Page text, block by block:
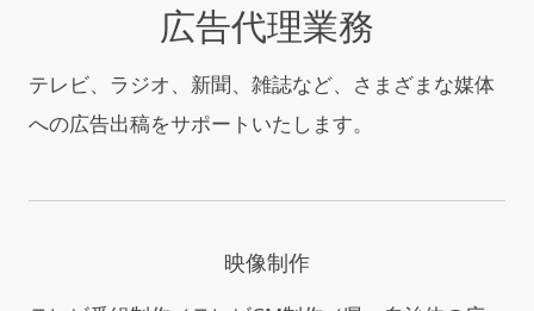
広告代理業務
テレビ、ラジオ、新聞、雑誌など、さまざまな媒体
への広告出稿をサポートいたします。
映像制作